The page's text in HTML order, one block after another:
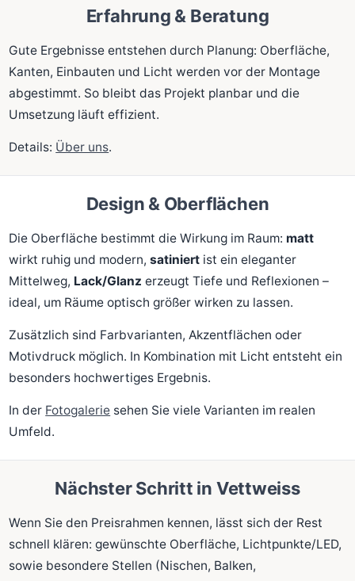
Erfahrung & Beratung
Gute Ergebnisse entstehen durch Planung: Oberfläche,
Kanten, Einbauten und Licht werden vor der Montage
abgestimmt. So bleibt das Projekt planbar und die
Umsetzung läuft effizient.
Details: Über uns.
Design & Oberflächen
Die Oberfläche bestimmt die Wirkung im Raum: matt
wirkt ruhig und modern,satiniert ist ein eleganter
Mittelweg, Lack/Glanz erzeugt Tiefe und Reflexionen –
ideal, um Räume optisch größer wirken zu lassen.
Zusätzlich sind Farbvarianten, Akzentflächen oder
Motivdruck möglich. In Kombination mit Licht entsteht ein
besonders hochwertiges Ergebnis.
In der Fotogalerie sehen Sie viele Varianten im realen
Umfeld.
Nächster Schritt in Vettweiss
Wenn Sie den Preisrahmen kennen, lässt sich der Rest
schnell klären: gewünschte Oberfläche, Lichtpunkte/LED,
sowie besondere Stellen (Nischen, Balken,